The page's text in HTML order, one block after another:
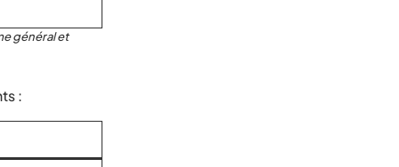
général et
: